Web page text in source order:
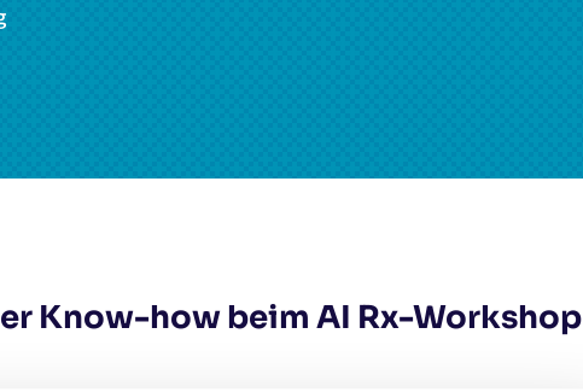
Know-how beim AI Rx-Workshop